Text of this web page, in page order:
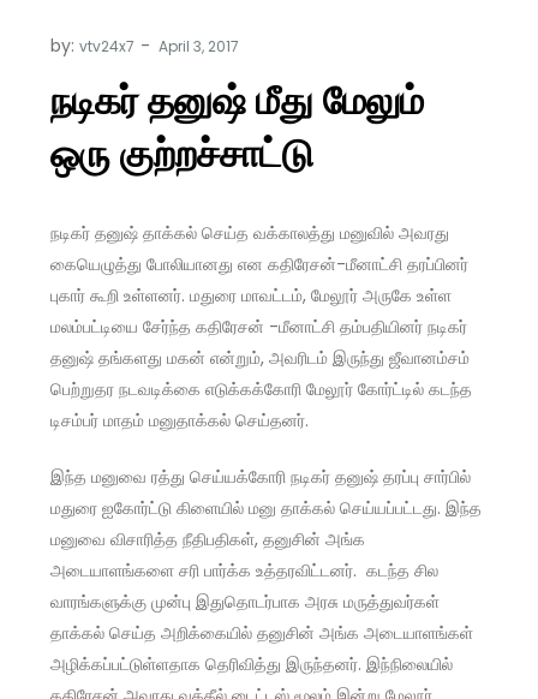
by:vtv24x7
நடிகர் தனுஷ் மீது மேலும்
ஒரு குற்றச்சாட்டு
நடிகர் தனுஷ் தாக்கல் செய்த வக்காலத்து மனுவில் அவரது
கையெழுத்து போலியானது என கதிரேசன்-மீனாட்சி தரப்பினர்
புகார் கூறி உள்ளனர். மதுரை மாவட்டம், மேலூர் அருகே உள்ள
மலம்பட்டியை சேர்ந்த கதிரேசன் -மீனாட்சி தம்பதியினர் நடிகர்
தனுஷ் தங்களது மகன் என்றும், அவரிடம் இருந்து ஜீவானம்சம்
பெற்றுதர நடவடிக்கை எடுக்கக்கோரி மேலூர் கோர்ட்டில் கடந்த
டிசம்பர் மாதம் மனுதாக்கல் செய்தனர்.
இந்த மனுவை ரத்து செய்யக்கோரி நடிகர் தனுஷ் தரப்பு சார்பில்
மதுரை ஐகோர்ட்டு கிளையில் மனு தாக்கல் செய்யப்பட்டது. இந்த
மனுவை விசாரித்த நீதிபதிகள், தனுசின் அங்க
அடையாளங்களை சரி பார்க்க உத்தரவிட்டனர். கடந்த சில
வாரங்களுக்கு முன்பு இதுதொடர்பாக அரசு மருத்துவர்கள்
தாக்கல் செய்த அறிக்கையில் தனுசின் அங்க அடையாளங்கள்
அழிக்கப்பட்டுள்ளதாக தெரிவித்து இருந்தனர். இந்நிலையில்